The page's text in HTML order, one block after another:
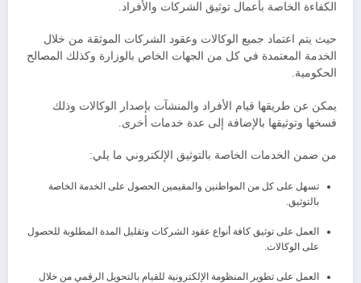
الكفاءة الخاصة بأعمال توثيق الشركات والأفراد.
حيث يتم اعتماد جميع الوكالات وعقود الشركات الموثقة من خلال
الخدمة المعتمدة في كل من الجهات الخاص بالوزارة وكذلك المصالح
الحكومية.
يمكن عن طريقها قيام الأفراد والمنشآت بإصدار الوكالات وذلك
فسخها وتوثيقها بالإضافة إلى عدة خدمات أخرى.
من ضمن الخدمات الخاصة بالتوثيق الإلكتروني ما يلي:
تسهل على كل من المواطنين والمقيمين الحصول على الخدمة الخاصة
بالتوثيق.
العمل على توثيق كافة أنواع عقود الشركات وتقليل المدة المطلوبة للحصول
على الوكالات.
العمل على تطوير المنظومة الإلكترونية للقيام بالتحويل الرقمي من خلال